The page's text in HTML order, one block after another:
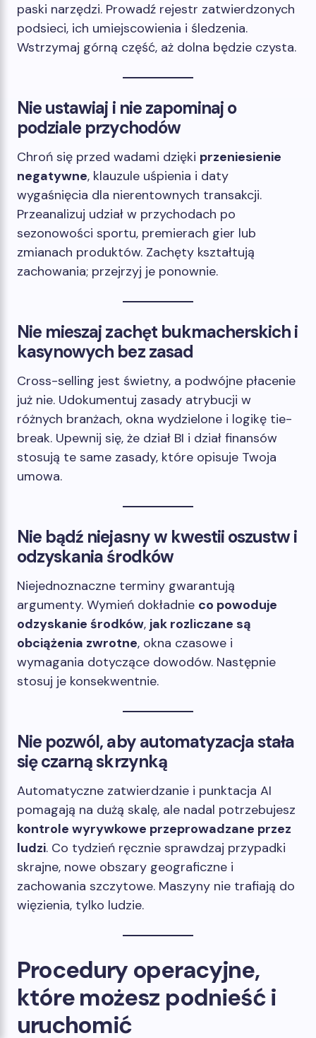
paski narzędzi. Prowadź rejestr zatwierdzonych
podsieci, ich umiejscowienia i śledzenia.
Wstrzymaj górną część, aż dolna będzie czysta.
Nie ustawiaj i nie zapominaj o
podziale przychodów
Chroń się przed wadami dzięki przeniesienie
negatywne, klauzule uśpienia i daty
wygaśnięcia dla nierentownych transakcji.
Przeanalizuj udział w przychodach po
sezonowości sportu, premierach gier lub
zmianach produktów. Zachęty kształtują
zachowania; przejrzyj je ponownie.
Nie mieszaj zachęt bukmacherskich i
kasynowych bez zasad
Cross-selling jest świetny, a podwójne płacenie
już nie. Udokumentuj zasady atrybucji w
różnych branżach, okna wydzielone i logikę tie-
break. Upewnij się, że dział BI i dział finansów
stosują te same zasady, które opisuje Twoja
umowa.
Nie bądź niejasny w kwestii oszustw i
odzyskania środków
Niejednoznaczne terminy gwarantują
argumenty. Wymień dokładnie co powoduje
odzyskanie środków, jak rozliczane są
obciążenia zwrotne, okna czasowe i
wymagania dotyczące dowodów. Następnie
stosuj je konsekwentnie.
Nie pozwól, aby automatyzacja stała
się czarną skrzynką
Automatyczne zatwierdzanie i punktacja AI
pomagają na dużą skalę, ale nadal potrzebujesz
kontrole wyrywkowe przeprowadzane przez
ludzi. Co tydzień ręcznie sprawdzaj przypadki
skrajne, nowe obszary geograficzne i
zachowania szczytowe. Maszyny nie trafiają do
więzienia, tylko ludzie.
Procedury operacyjne,
które możesz podnieść i
uruchomić